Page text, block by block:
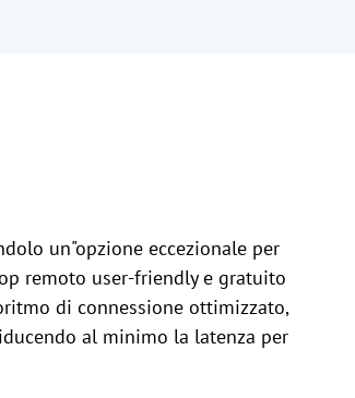
un"opzione eccezionale per
remoto user-friendly e gratuito
di connessione ottimizzato,
al minimo la latenza per